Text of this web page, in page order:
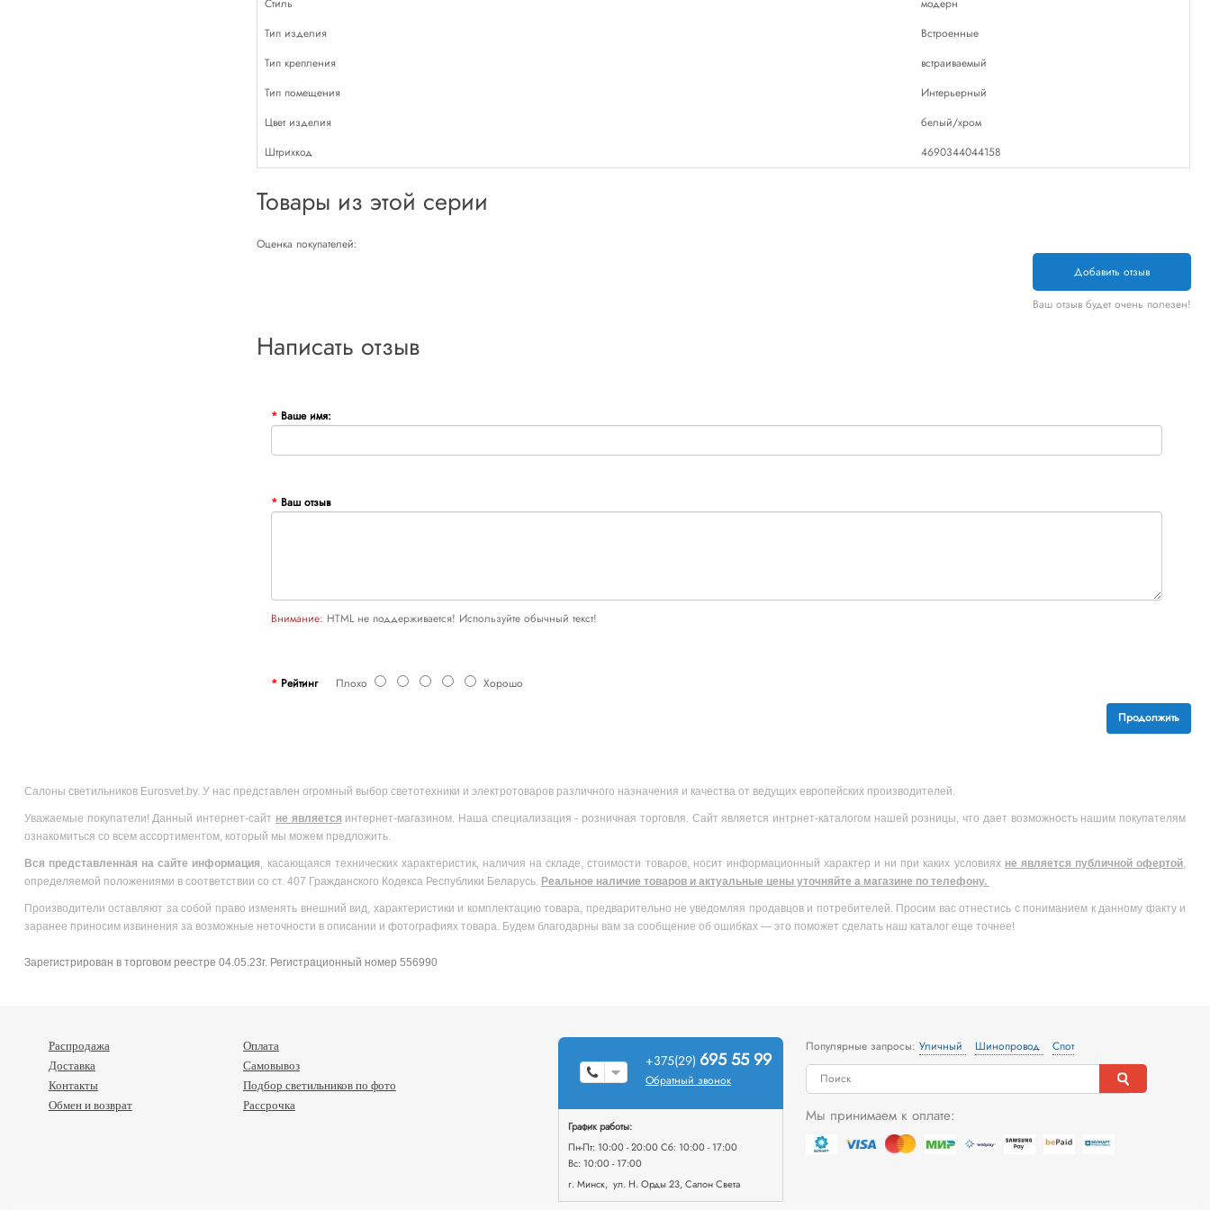
Стиль
модерн
Тип изделия
Встроенные
Тип крепления
встраиваемый
Тип помещения
Интерьерный
Цвет изделия
белый/хром
Штрихкод
4690344044158
Товары из этой серии
Оценка покупателей:
Добавить отзыв
Ваш отзыв будет очень полезен!
Написать отзыв
Ваше имя:
Ваш отзыв
Внимание: HTML не поддерживается! Используйте обычный текст!
РейтингПлохо Хорошо
Продолжить
Салоны светильников Eurosvet.by. У нас представлен огромный выбор светотехники и электротоваров различного назначения и качества от ведущих европейских производителей.
Уважаемые покупатели! Данный интернет-сайт не является интернет-магазином. Наша специализация - розничная торговля. Сайт является интрнет-каталогом нашей розницы, что дает возможность нашим покупателям
ознакомиться со всем ассортиментом, который мы можем предложить.
Вся представленная на сайте информация , касающаяся технических характеристик, наличия на складе, стоимости товаров, носит информационный характер и ни при каких условиях не является публичной офертой
определяемой положениями в соответствии со ст. 407 Гражданского Кодекса Республики Беларусь. Реальное наличие товаров и актуальные цены уточняйте а магазине по телефону.
Производители оставляют за собой право изменять внешний вид, характеристики и комплектацию товара, предварительно не уведомляя продавцов и потребителей. Просим вас отнестись с пониманием к данному факту и
заранее приносим извинения за возможные неточности в описании и фотографиях товара. Будем благодарны вам за сообщение об ошибках — это поможет сделать наш каталог еще точнее!
Зарегистрирован в торговом реестре 04.05.23г. Регистрационный номер 556990
Распродажа
Оплата
Доставка
Самовывоз
Контакты
Подбор светильников по фото
Обмен и возврат
Рассрочка
Популярные запросы: Уличный Шинопровод Спот
Мы принимаем к оплате:
+375(29) 695 55 99
Обратный звонок
График работы:
Пн-Пт: 10:00 - 20:00 Сб: 10:00 - 17:00
Вс: 10:00 - 17:00
г. Минск, ул. Н. Орды 23, Салон Света